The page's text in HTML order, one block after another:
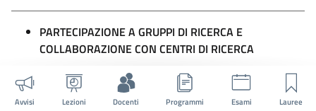
PARTECIPAZIONE A GRUPPI DI RICERCA E
COLLABORAZIONE CON CENTRI DI RICERCA
dal 2019 ad oggi
membro del Groupe International de Recherche sur la Poésie
Avvisi Lezioni Docenti Programmi Esami Lauree